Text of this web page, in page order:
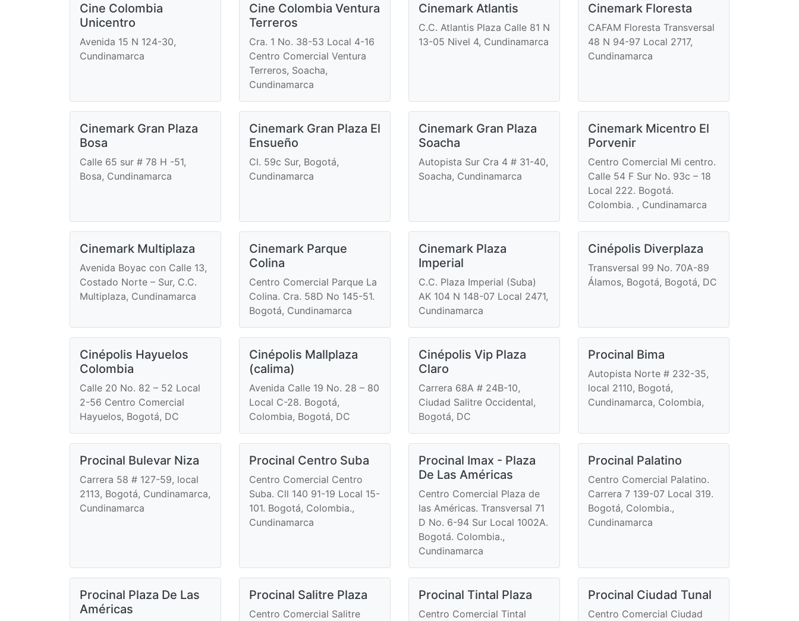
Cine Colombia
Unicentro
Avenida 15 N 124-30,
Cundinamarca
Cine Colombia Ventura
Terreros
Cra. 1 No. 38-53 Local 4-16
Centro Comercial Ventura
Terreros, Soacha,
Cundinamarca
Cinemark Atlantis
C.C. Atlantis Plaza Calle 81 N
13-05 Nivel 4, Cundinamarca
Cinemark Floresta
CAFAM Floresta Transversal
48 N 94-97 Local 2717,
Cundinamarca
Cinemark Gran Plaza
Bosa
Calle 65 sur # 78 H -51,
Bosa, Cundinamarca
Cinemark Gran Plaza El
Ensueño
Cl. 59c Sur, Bogotá,
Cundinamarca
Cinemark Gran Plaza
Soacha
Autopista Sur Cra 4 # 31-40,
Soacha, Cundinamarca
Cinemark Micentro El
Porvenir
Centro Comercial Mi centro.
Calle 54 F Sur No. 93c – 18
Local 222. Bogotá.
Colombia. , Cundinamarca
Cinemark Multiplaza
Avenida Boyac con Calle 13,
Costado Norte – Sur, C.C.
Multiplaza, Cundinamarca
Cinemark Parque
Colina
Centro Comercial Parque La
Colina. Cra. 58D No 145-51.
Bogotá, Cundinamarca
Cinemark Plaza
Imperial
C.C. Plaza Imperial (Suba)
AK 104 N 148-07 Local 2471,
Cundinamarca
Cinépolis Diverplaza
Transversal 99 No. 70A-89
Álamos, Bogotá, Bogotá, DC
Cinépolis Hayuelos
Colombia
Calle 20 No. 82 – 52 Local
2-56 Centro Comercial
Hayuelos, Bogotá, DC
Cinépolis Mallplaza
(calima)
Avenida Calle 19 No. 28 – 80
Local C-28. Bogotá,
Colombia, Bogotá, DC
Cinépolis Vip Plaza
Claro
Carrera 68A # 24B-10,
Ciudad Salitre Occidental,
Bogotá, DC
Procinal Bima
Autopista Norte # 232-35,
local 2110, Bogotá,
Cundinamarca, Colombia,
Procinal Bulevar Niza
Carrera 58 # 127-59, local
2113, Bogotá, Cundinamarca,
Cundinamarca
Procinal Centro Suba
Centro Comercial Centro
Suba. Cll 140 91-19 Local 15-
101. Bogotá, Colombia.,
Cundinamarca
Procinal Imax - Plaza
De Las Américas
Centro Comercial Plaza de
las Américas. Transversal 71
D No. 6-94 Sur Local 1002A.
Bogotá. Colombia.,
Cundinamarca
Procinal Palatino
Centro Comercial Palatino.
Carrera 7 139-07 Local 319.
Bogotá, Colombia.,
Cundinamarca
Procinal Plaza De Las
Américas
Procinal Salitre Plaza
Centro Comercial Salitre
Procinal Tintal Plaza
Centro Comercial Tintal
Procinal Ciudad Tunal
Centro Comercial Ciudad